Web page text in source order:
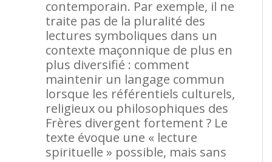
contemporain. Par exemple, il ne
traite pas de la pluralité des
lectures symboliques dans un
contexte maçonnique de plus en
plus diversifié : comment
maintenir un langage commun
lorsque les référentiels culturels,
religieux ou philosophiques des
Frères divergent fortement ? Le
texte évoque une « lecture
spirituelle » possible, mais sans